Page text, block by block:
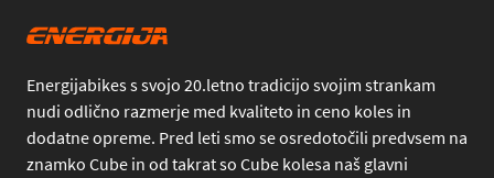
Energijabikes s svojo 20.letno tradicijo svojim strankam
nudi odlično razmerje med kvaliteto in ceno koles in
dodatne opreme. Pred leti smo se osredotočili predvsem na
znamko Cube in od takrat so Cube kolesa naš glavni